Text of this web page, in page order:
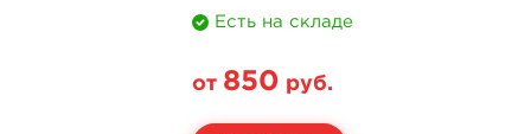
Есть на складе
от 850 руб.